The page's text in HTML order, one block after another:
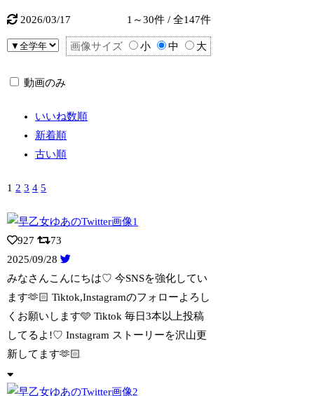
2026/03/17 1～30件 / 全147件
画像サイズ 小 中 大
動画のみ
いいね数順
新着順
古い順
1 2 3 4 5
927
73
2025/09/28
みなさんこんにちは♡ 今SNSを強化してい
ます🫶🏻 Tiktok,Instagramのフォローよろし
くお願いします🩵 Tiktok 毎日3本以上投稿
してるよ!♡ Instagram ストーリーを沢山更
新してます🫶🏻